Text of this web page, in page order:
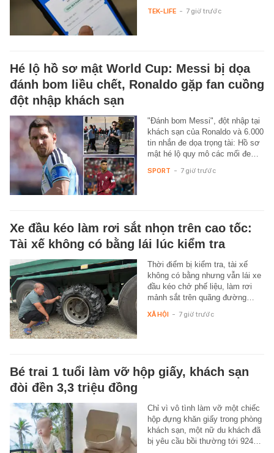
TEK-LIFE - 7 giờ trước
Hé lộ hồ sơ mật World Cup: Messi bị dọa
đánh bom liều chết, Ronaldo gặp fan cuồng
đột nhập khách sạn
"Đánh bom Messi", đột nhập tại
khách sạn của Ronaldo và 6.000
tin nhắn đe dọa trọng tài: Hồ sơ
mật hé lộ quy mô các mối đe…
SPORT - 7 giờ trước
Xe đầu kéo làm rơi sắt nhọn trên cao tốc:
Tài xế không có bằng lái lúc kiểm tra
Thời điểm bị kiểm tra, tài xế
không có bằng nhưng vẫn lái xe
đầu kéo chở phế liệu, làm rơi
mảnh sắt trên quãng đường…
XÃ HỘI - 7 giờ trước
Bé trai 1 tuổi làm vỡ hộp giấy, khách sạn
đòi đền 3,3 triệu đồng
Chỉ vì vô tình làm vỡ một chiếc
hộp đựng khăn giấy trong phòng
khách sạn, một nữ du khách đã
bị yêu cầu bồi thường tới 924…